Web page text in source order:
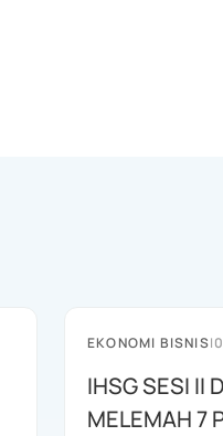
EKONOMI BISNIS|
IHSG SESI II
MELEMAH 7